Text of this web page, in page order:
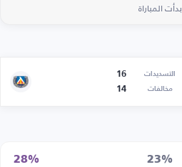
بدأت المباراة
التسديدات
16
مخالفات 14
23%
28%